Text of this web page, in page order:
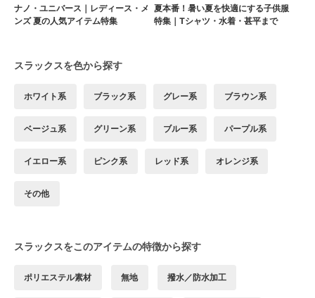
ナノ・ユニバース｜レディース・メ
ンズ 夏の人気アイテム特集
夏本番！暑い夏を快適にする子供服
特集｜Tシャツ・水着・甚平まで
スラックスを色から探す
ホワイト系 ブラック系 グレー系 ブラウン系
ベージュ系 グリーン系 ブルー系 パープル系
イエロー系 ピンク系 レッド系 オレンジ系
その他
スラックスをこのアイテムの特徴から探す
ポリエステル素材 無地 撥水／防水加工